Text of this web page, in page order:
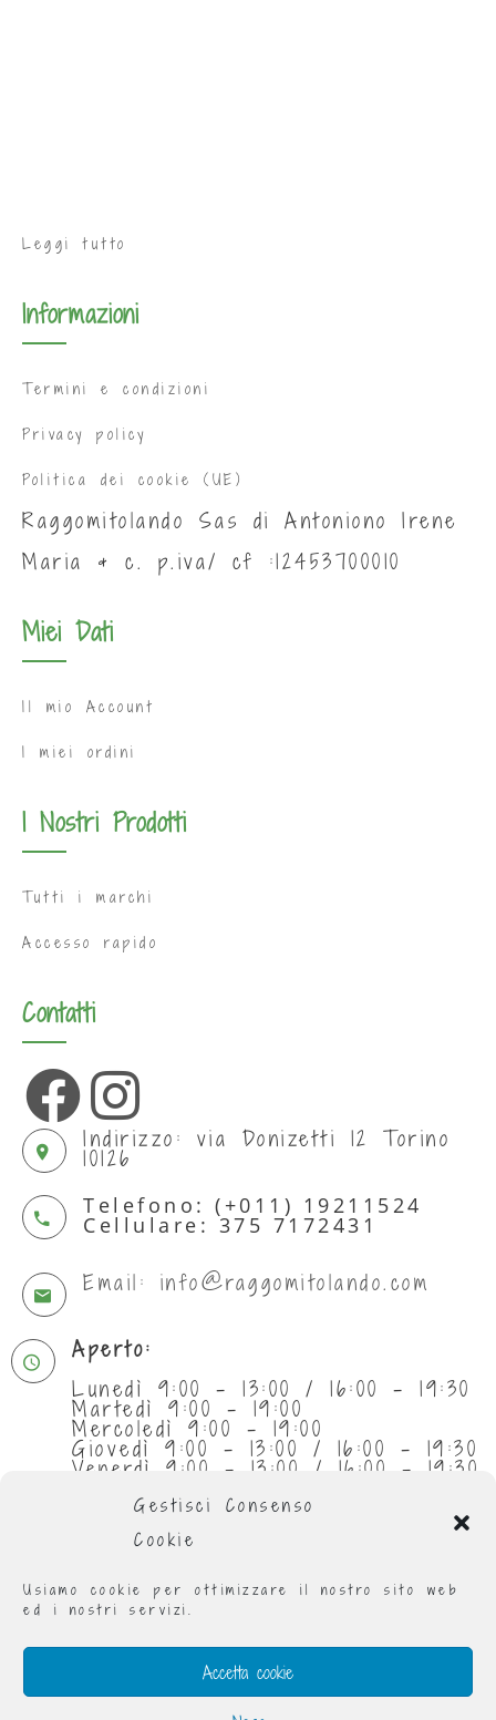
Gestisci Consenso
Cookie
Usiamo cookie per ottimizzare il nostro sito web
ed i nostri servizi.
Accetta cookie
Leggi tutto
Informazioni
Termini e condizioni
Privacy policy
Politica dei cookie (UE)
Raggomitolando Sas di Antoniono Irene
Maria & c. p.iva/ cf :12453700010
Miei Dati
Il mio Account
I miei ordini
I Nostri Prodotti
Tutti i marchi
Accesso rapido
Contatti
Indirizzo: via Donizetti 12 Torino
10126
Telefono: (+011) 19211524
Cellulare: 375 7172431
Email: info@raggomitolando.com
Aperto:
Lunedì 9:00 - 13:00 / 16:00 - 19:30
Martedì 9:00 - 19:00
Mercoledì 9:00 - 19:00
Giovedì 9:00 - 13:00 / 16:00 - 19:30
Venerdì 9:00 - 13:00 / 16:00 - 19:30